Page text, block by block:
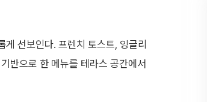
게 선보인다. 프렌치 토스트, 잉글리
반으로 한 메뉴를 테라스 공간에서